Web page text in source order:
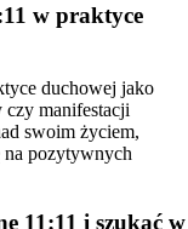
w praktyce
duchowej jako
manifestacji
swoim życiem,
na pozytywnych
11:11 i szukać w